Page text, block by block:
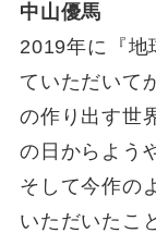
中山優馬
2019年に『地
ていただいて
の作り出す世
の日からよう
そして今作の
いただいたこ